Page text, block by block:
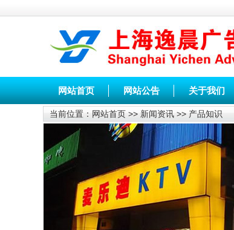
网站首页 网站公告 关于我们
当前位置： 网站首页 >> 新闻资讯 >> 产品知识